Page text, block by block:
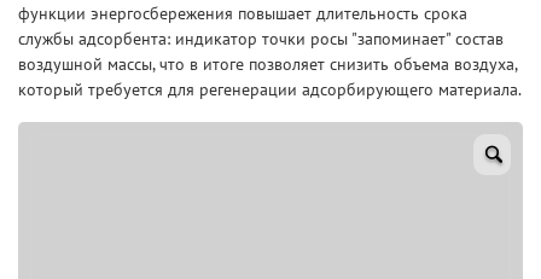
функции энергосбережения повышает длительность срока
службы адсорбента: индикатор точки росы "запоминает" состав
воздушной массы, что в итоге позволяет снизить объема воздуха,
который требуется для регенерации адсорбирующего материала.